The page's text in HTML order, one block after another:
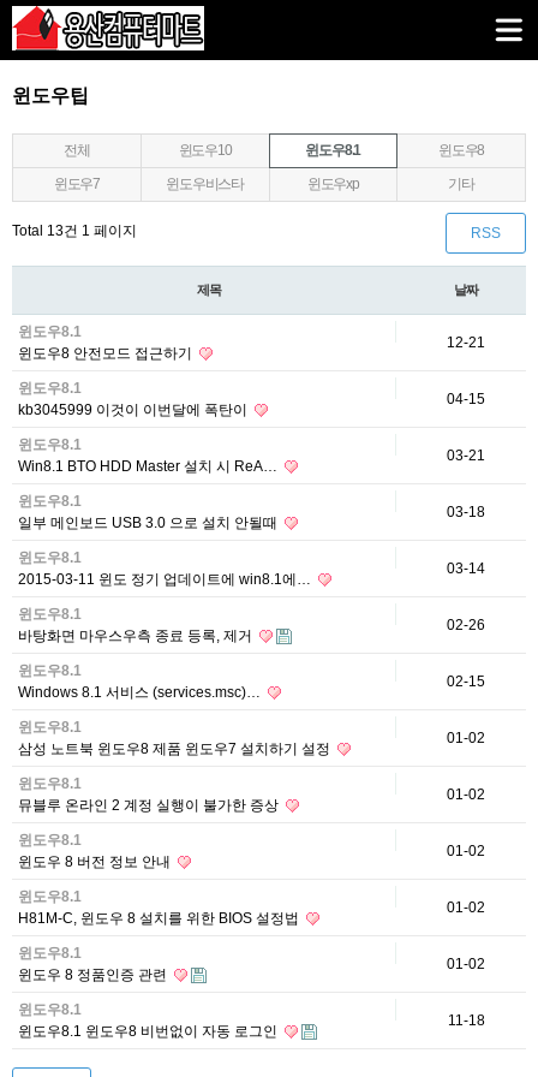
윈도우팁
전체 윈도우10 윈도우8.1
윈도우8
윈도우7
윈도우비스타 윈도우xp 기타
Total 13건 1 페이지 RSS
제목 날짜
윈도우8.1
윈도우8 안전모드 접근하기
12-21
윈도우8.1
kb3045999 이것이 이번달에 폭탄이
04-15
윈도우8.1
Win8.1 BTO HDD Master 설치 시 ReA…
03-21
윈도우8.1
일부 메인보드 USB 3.0 으로 설치 안될때
03-18
윈도우8.1
2015-03-11 윈도 정기 업데이트에 win8.1에…
03-14
윈도우8.1
바탕화면 마우스우측 종료 등록, 제거
02-26
윈도우8.1
Windows 8.1 서비스 (services.msc)…
02-15
윈도우8.1
삼성 노트북 윈도우8 제품 윈도우7 설치하기 설정
01-02
윈도우8.1
뮤블루 온라인 2 계정 실행이 불가한 증상
01-02
윈도우8.1
윈도우 8 버전 정보 안내
01-02
윈도우8.1
H81M-C, 윈도우 8 설치를 위한 BIOS 설정법
01-02
윈도우8.1
윈도우 8 정품인증 관련
01-02
윈도우8.1
윈도우8.1 윈도우8 비번없이 자동 로그인
11-18